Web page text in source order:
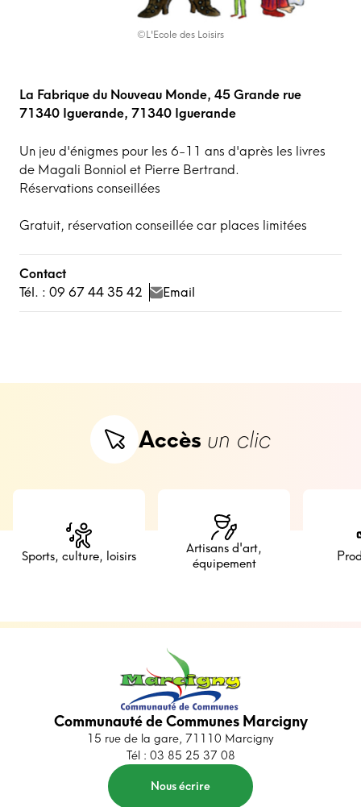
©L'Ecole des Loisirs
La Fabrique du Nouveau Monde, 45 Grande rue
71340 Iguerande, 71340 Iguerande
Un jeu d'énigmes pour les 6-11 ans d'après les livres
de Magali Bonniol et Pierre Bertrand.
Réservations conseillées
Gratuit, réservation conseillée car places limitées
Contact
Tél. : 09 67 44 35 42
Email
Accès un clic
Sports, culture, loisirs
Artisans d'art,
équipement
Communauté de Communes Marcigny
15 rue de la gare, 71110 Marcigny
Tél : 03 85 25 37 08
Nous écrire